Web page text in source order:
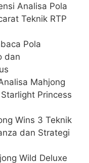
Analisa Pola
Teknik RTP
Pola
dan
Mahjong
Princess
Wins 3 Teknik
dan Strategi
Wild Deluxe